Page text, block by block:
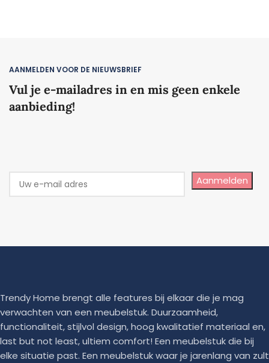
AANMELDEN VOOR DE NIEUWSBRIEF
Vul je e-mailadres in en mis geen enkele
aanbieding!
Aanmelden
Trendy Home brengt alle features bij elkaar die je mag
verwachten van een meubelstuk. Duurzaamheid,
functionaliteit, stijlvol design, hoog kwalitatief materiaal en,
last but not least, ultiem comfort! Een meubelstuk die bij
elke situatie past. Een meubelstuk waar je jarenlang van zult